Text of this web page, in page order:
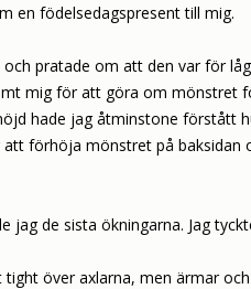
en födelsedagspresent till mig.
pratade om att den var för
mig för att göra om mönstret
hade jag åtminstone förstått
förhöja mönstret på baksidan
jag de sista ökningarna. Jag
tight över axlarna, men ärmar